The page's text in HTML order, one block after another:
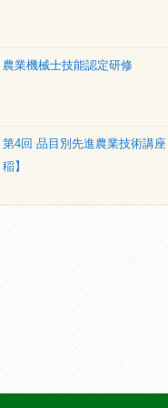
農業機械士技能認定研修
第4回 品目別先進農業技術講
稲】